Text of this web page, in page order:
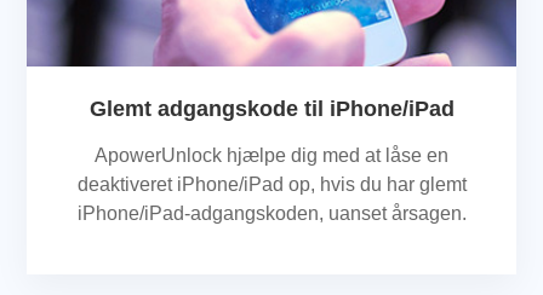
Glemt adgangskode til iPhone/iPad
ApowerUnlock hjælpe dig med at låse en
deaktiveret iPhone/iPad op, hvis du har glemt
iPhone/iPad-adgangskoden, uanset årsagen.